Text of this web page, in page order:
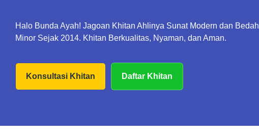
Halo Bunda Ayah! Jagoan Khitan Ahlinya Sunat Modern dan Bedah
Minor Sejak 2014. Khitan Berkualitas, Nyaman, dan Aman.
Konsultasi Khitan Daftar Khitan